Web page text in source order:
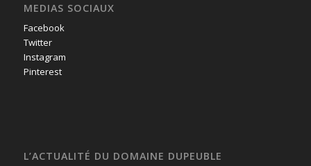
MEDIAS SOCIAUX
Facebook
Twitter
Instagram
Pinterest
L’ACTUALITÉ DU DOMAINE DUPEUBLE